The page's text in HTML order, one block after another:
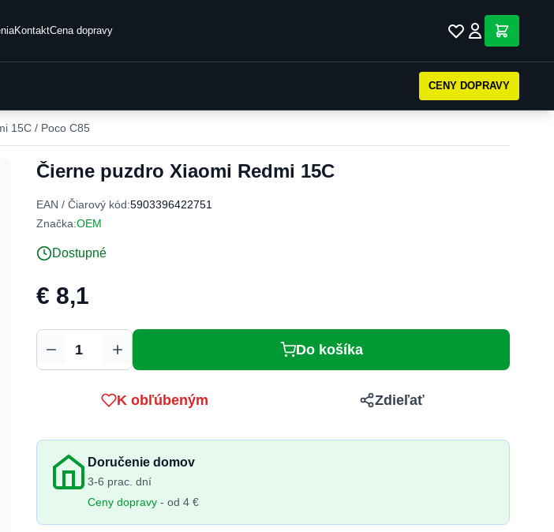
KontaktCena dopravy
CENY DOPRAVY
15C / Poco C85
Čierne puzdro Xiaomi Redmi 15C
EAN / Čiarový kód:5903396422751
Značka:OEM
Dostupné
€ 8,1
Množstvo Do košíka
K obľúbeným Zdieľať
Doručenie domov
3-6 prac. dní
Ceny dopravy - od 4 €